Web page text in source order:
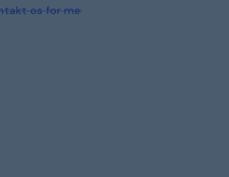
os for mere information